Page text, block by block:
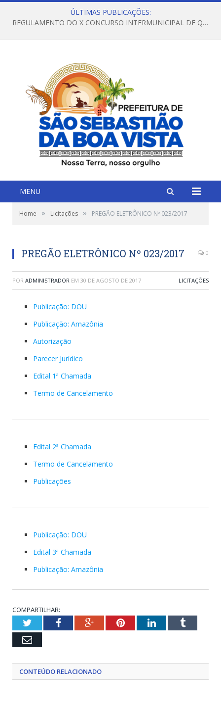
ÚLTIMAS PUBLICAÇÕES:
REGULAMENTO DO X CONCURSO INTERMUNICIPAL DE QUADRILHAS JUNINAS – 2026 – ARRAIÁ DA VENEZA
MENU
Home » Licitações » PREGÃO ELETRÔNICO Nº 023/2017
PREGÃO ELETRÔNICO Nº 023/2017 0
POR ADMINISTRADOR EM 30 DE AGOSTO DE 2017 LICITAÇÕES
Publicação: DOU
Publicação: Amazônia
Autorização
Parecer Jurídico
Edital 1ª Chamada
Termo de Cancelamento
Edital 2ª Chamada
Termo de Cancelamento
Publicações
Publicação: DOU
Edital 3ª Chamada
Publicação: Amazônia
COMPARTILHAR:
TwitterFacebookGoogle+PinterestLinkedInTumblr
Email
CONTEÚDO RELACIONADO